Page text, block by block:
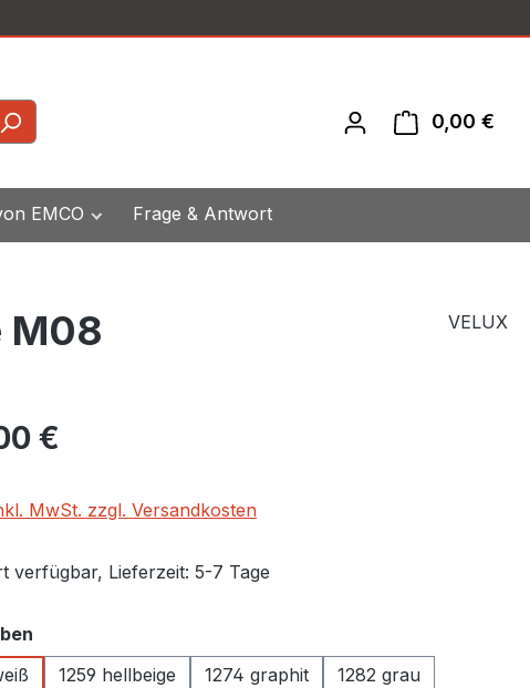
0,00 €
EMCO Frage & Antwort
M08 VELUX
Preis:
€
MwSt. zzgl. Versandkosten
verfügbar, Lieferzeit: 5-7 Tage
weiß
1259 hellbeige 1274 graphit 1282 grau